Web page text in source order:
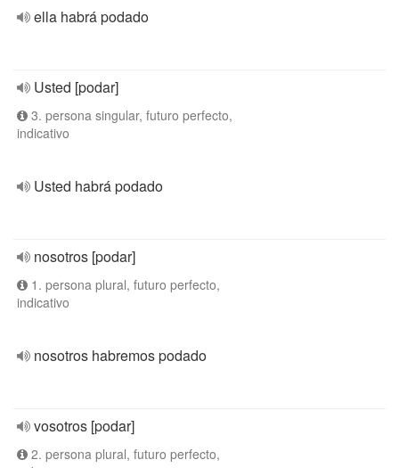
ella habrá podado
Usted [podar]
3. persona singular, futuro perfecto,
indicativo
Usted habrá podado
nosotros [podar]
1. persona plural, futuro perfecto,
indicativo
nosotros habremos podado
vosotros [podar]
2. persona plural, futuro perfecto,